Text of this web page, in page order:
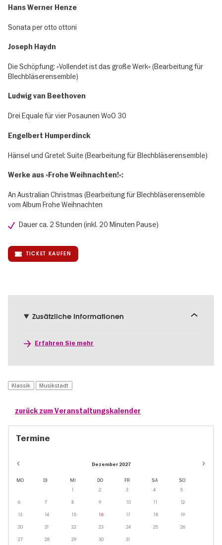
Hans Werner Henze
Sonata per otto ottoni
Joseph Haydn
Die Schöpfung: »Vollendet ist das große Werk« (Bearbeitung für
Blechbläserensemble)
Ludwig van Beethoven
Drei Equale für vier Posaunen WoO 30
Engelbert Humperdinck
Hänsel und Gretel: Suite (Bearbeitung für Blechbläserensemble)
Werke aus »Frohe Weihnachten!«:
An Australian Christmas (Bearbeitung für Blechbläserensemble
vom Album Frohe Weihnachten
Dauer ca. 2 Stunden (inkl. 20 Minuten Pause)
TICKET KAUFEN
Zusätzliche Informationen
Erfahren Sie mehr
Klassik Musikstadt
zurück zum Veranstaltungskalender
Termine
Dezember 2027
MO DI MI DO FR SA SO
1 2 3 4 5
6 7 8 9 10 11 12
13 14 15 16 17 18 19
20 21 22 23 24 25 26
27 28 29 30 31